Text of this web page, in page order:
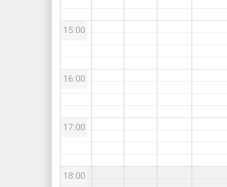
15:00
16:00
17:00
18:00